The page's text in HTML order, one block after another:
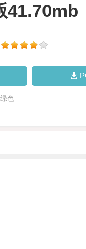
41.70mb
色